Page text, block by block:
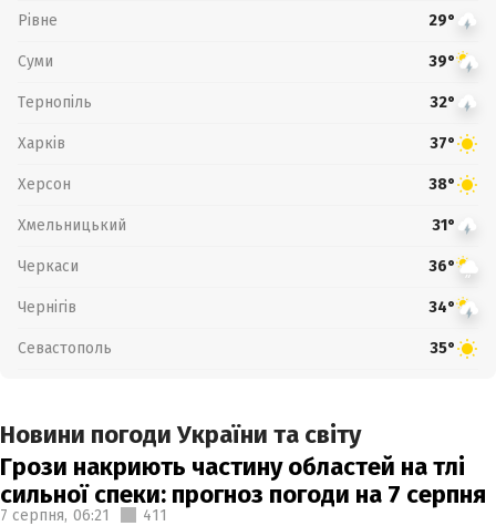
Рівне 29°
Суми 39°
Тернопіль 32°
Харків 37°
Херсон 38°
Хмельницький 31°
Черкаси 36°
Чернігів 34°
Севастополь 35°
Новини погоди України та світу
Грози накриють частину областей на тлі
сильної спеки: прогноз погоди на 7 серпня
7 серпня, 06:21 411